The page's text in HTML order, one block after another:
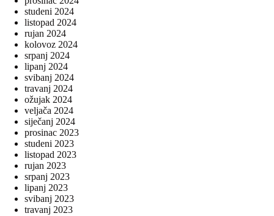
studeni 2024
listopad 2024
rujan 2024
kolovoz 2024
srpanj 2024
lipanj 2024
svibanj 2024
travanj 2024
ožujak 2024
veljača 2024
siječanj 2024
prosinac 2023
studeni 2023
listopad 2023
rujan 2023
srpanj 2023
lipanj 2023
svibanj 2023
travanj 2023